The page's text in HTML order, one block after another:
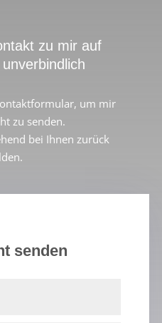
zu mir auf
um mir
zu senden.
bei Ihnen zurück
senden